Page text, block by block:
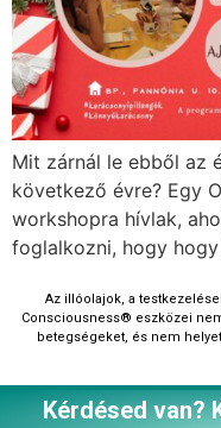
Mit zárnál le ebből az
következő évre? Egy
workshopra hívlak,
foglalkozni, hogy
Az illóolajok, a
Consciousness®‎ eszközei
betegségeket, és nem
Kérdésed van?